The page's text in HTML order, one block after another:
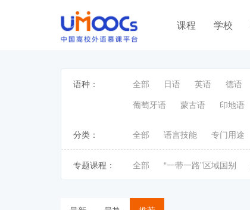
课程 学校
语种： 全部 日语 英语 德语
葡萄牙语
蒙古语 印地语
分类： 全部 语言技能 专门用途
专题课程： 全部 “一带一路”区域国别